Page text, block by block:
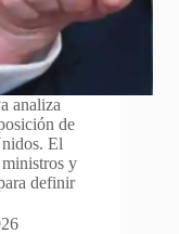
analiza
de
El
y
definir